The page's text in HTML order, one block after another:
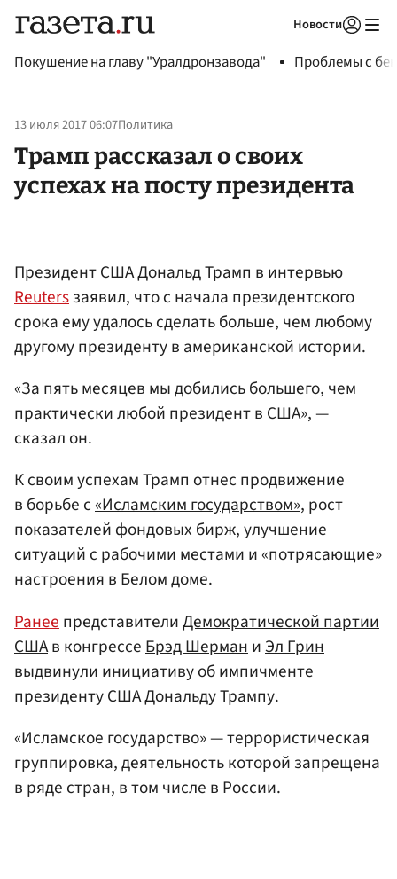
Новости
Покушение на главу "Уралдронзавода" Проблемы с
13 июля 2017 06:07Политика
Трамп рассказал о своих
успехах на посту президента
Президент США ДональдТрампв интервью
Reutersзаявил, что с начала президентского
срока ему удалось сделать больше, чем любому
другому президенту в американской истории.
«За пять месяцев мы добились большего, чем
практически любой президент в США», —
сказал он.
К своим успехам Трамп отнес продвижение
в борьбе с«Исламским государством», рост
показателей фондовых бирж, улучшение
ситуаций с рабочими местами и «потрясающие»
настроения в Белом доме.
Ранее представителиДемократической партии
СШАв конгрессе Брэд Шерман иЭл Грин
выдвинули инициативу об импичменте
президенту США Дональду Трампу.
«Исламское государство» — террористическая
группировка, деятельность которой запрещена
в ряде стран, в том числе в России.